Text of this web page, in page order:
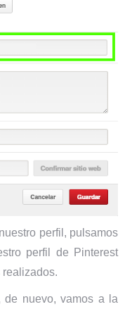
perfil, pulsamos
perfil de Pinterest
de nuevo, vamos a la